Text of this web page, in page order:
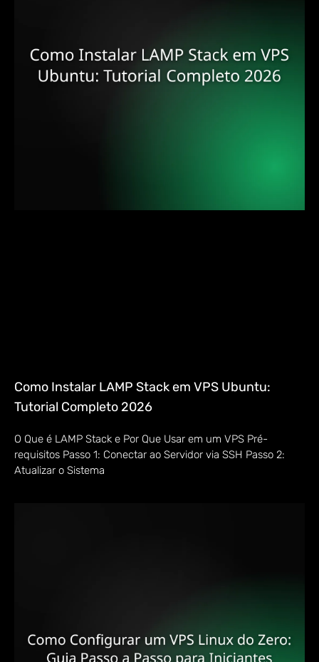
Como Instalar LAMP Stack em VPS Ubuntu:
Tutorial Completo 2026
O Que é LAMP Stack e Por Que Usar em um VPS Pré-
requisitos Passo 1: Conectar ao Servidor via SSH Passo 2:
Atualizar o Sistema